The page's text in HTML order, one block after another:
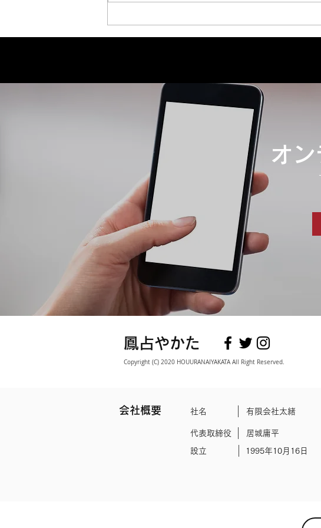
うございます。 「手相メール占
------------------------------
【 メール占い 】 -------------
---------------------
オ
鳳占やかた
Copyright (C) 2020 HOUURANAIYAKATA All Right Reserved.
会社概要 社名 有限会社太緒
代表取締役 居城庸平
設立 1995年10月16日